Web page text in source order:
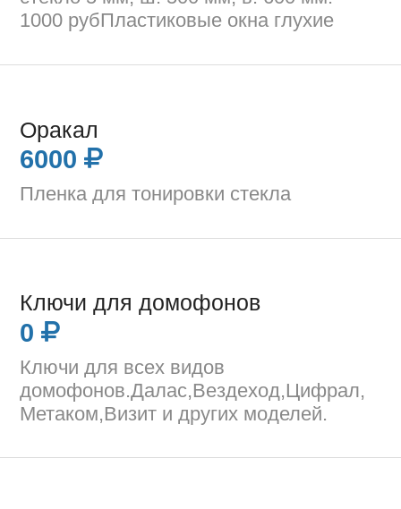
1000 рубПластиковые окна глухие
Оракал
6000
Пленка для тонировки стекла
Ключи для домофонов
0
Ключи для всех видов
домофонов.Далас,Вездеход,Цифрал,
Метаком,Визит и других моделей.